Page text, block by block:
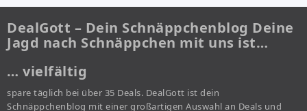
DealGott – Dein Schnäppchenblog Deine
Jagd nach Schnäppchen mit uns ist…
… vielfältig
spare täglich bei über 35 Deals. DealGott ist dein
Schnäppchenblog mit einer großartigen Auswahl an Deals und